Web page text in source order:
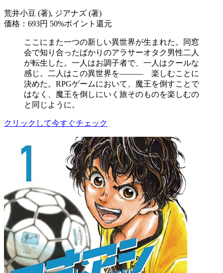
荒井小豆 (著), ジアナズ (著)
価格：693円 50%ポイント還元
ここにまた一つの新しい異世界が生まれた。同窓
会で知り合ったばかりのアラサーオタク男性二人
が転生した。一人はお調子者で、一人はクールな
感じ。二人はこの異世界を――― 楽しむことに
決めた。RPGゲームにおいて、魔王を倒すことで
はなく、魔王を倒しにいく旅そのものを楽しむの
と同じように。
クリックして今すぐチェック